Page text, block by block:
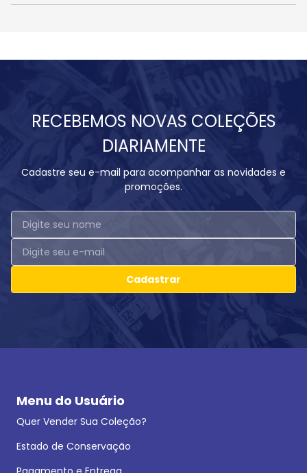
RECEBEMOS NOVAS COLEÇÕES
DIARIAMENTE
Cadastre seu e-mail para acompanhar as novidades e
promoções.
Cadastrar
Menu do Usuário
Quer Vender Sua Coleção?
Estado de Conservação